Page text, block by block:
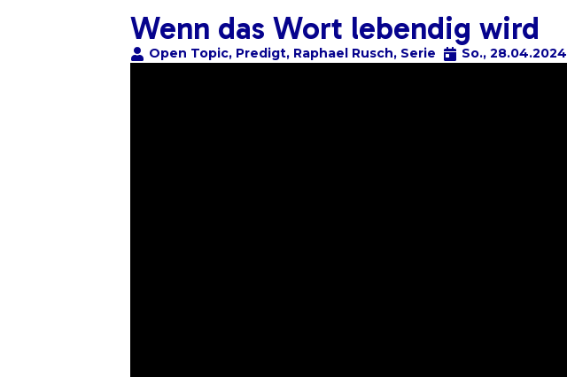
Wenn das Wort lebendig wird
Open Topic, Predigt, Raphael Rusch, Serie So., 28.04.2024